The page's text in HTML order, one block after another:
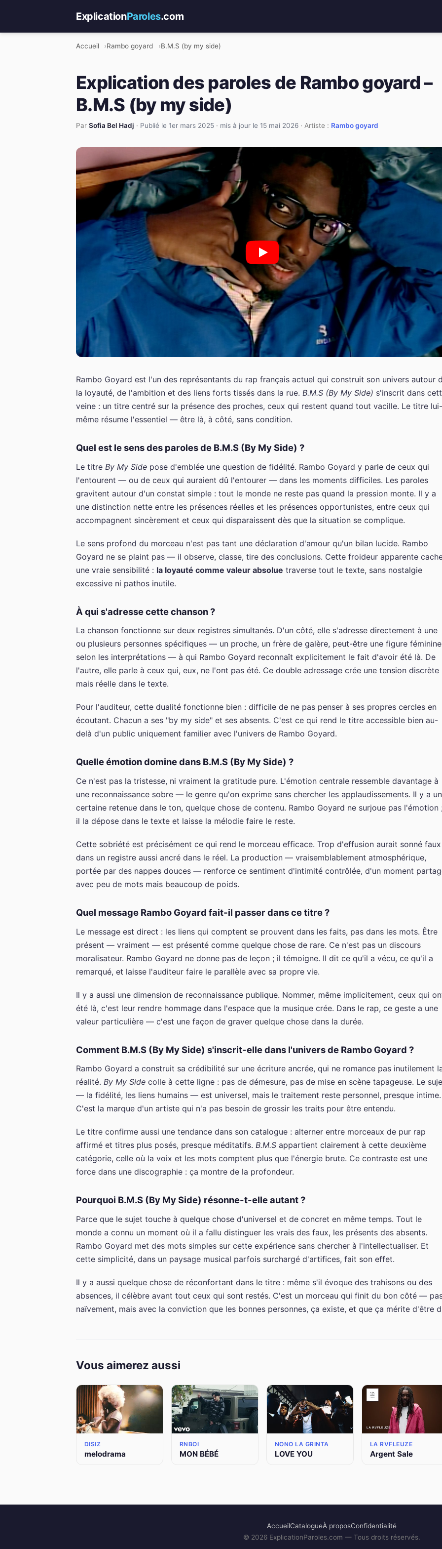
ExplicationParoles.com
Accueil Rambo goyard B.M.S (by my side)
Explication des paroles de Rambo goyard –
B.M.S (by my side)
Par Sofia Bel Hadj · Publié le 1er mars 2025 · mis à jour le 15 mai 2026 · Artiste : Rambo goyard
Rambo Goyard est l'un des représentants du rap français actuel qui construit son univers autour
la loyauté, de l'ambition et des liens forts tissés dans la rue. B.M.S (By My Side) s'inscrit dans
veine : un titre centré sur la présence des proches, ceux qui restent quand tout vacille. Le titre lui-
même résume l'essentiel — être là, à côté, sans condition.
Quel est le sens des paroles de B.M.S (By My Side) ?
Le titre By My Side pose d'emblée une question de fidélité. Rambo Goyard y parle de ceux qui
l'entourent — ou de ceux qui auraient dû l'entourer — dans les moments difficiles. Les paroles
gravitent autour d'un constat simple : tout le monde ne reste pas quand la pression monte. Il y a
une distinction nette entre les présences réelles et les présences opportunistes, entre ceux qui
accompagnent sincèrement et ceux qui disparaissent dès que la situation se complique.
Le sens profond du morceau n'est pas tant une déclaration d'amour qu'un bilan lucide. Rambo
Goyard ne se plaint pas — il observe, classe, tire des conclusions. Cette froideur apparente
une vraie sensibilité : la loyauté comme valeur absolue traverse tout le texte, sans nostalgie
excessive ni pathos inutile.
À qui s'adresse cette chanson ?
La chanson fonctionne sur deux registres simultanés. D'un côté, elle s'adresse directement à une
ou plusieurs personnes spécifiques — un proche, un frère de galère, peut-être une figure féminine
selon les interprétations — à qui Rambo Goyard reconnaît explicitement le fait d'avoir été là. De
l'autre, elle parle à ceux qui, eux, ne l'ont pas été. Ce double adressage crée une tension discrète
mais réelle dans le texte.
Pour l'auditeur, cette dualité fonctionne bien : difficile de ne pas penser à ses propres cercles en
écoutant. Chacun a ses "by my side" et ses absents. C'est ce qui rend le titre accessible bien au-
delà d'un public uniquement familier avec l'univers de Rambo Goyard.
Quelle émotion domine dans B.M.S (By My Side) ?
Ce n'est pas la tristesse, ni vraiment la gratitude pure. L'émotion centrale ressemble davantage à
une reconnaissance sobre — le genre qu'on exprime sans chercher les applaudissements. Il y a
certaine retenue dans le ton, quelque chose de contenu. Rambo Goyard ne surjoue pas l'émotion
il la dépose dans le texte et laisse la mélodie faire le reste.
Cette sobriété est précisément ce qui rend le morceau efficace. Trop d'effusion aurait sonné faux
dans un registre aussi ancré dans le réel. La production — vraisemblablement atmosphérique,
portée par des nappes douces — renforce ce sentiment d'intimité contrôlée, d'un moment
avec peu de mots mais beaucoup de poids.
Quel message Rambo Goyard fait-il passer dans ce titre ?
Le message est direct : les liens qui comptent se prouvent dans les faits, pas dans les mots. Être
présent — vraiment — est présenté comme quelque chose de rare. Ce n'est pas un discours
moralisateur. Rambo Goyard ne donne pas de leçon ; il témoigne. Il dit ce qu'il a vécu, ce qu'il a
remarqué, et laisse l'auditeur faire le parallèle avec sa propre vie.
Il y a aussi une dimension de reconnaissance publique. Nommer, même implicitement, ceux qui
été là, c'est leur rendre hommage dans l'espace que la musique crée. Dans le rap, ce geste a une
valeur particulière — c'est une façon de graver quelque chose dans la durée.
Comment B.M.S (By My Side) s'inscrit-elle dans l'univers de Rambo Goyard ?
Rambo Goyard a construit sa crédibilité sur une écriture ancrée, qui ne romance pas inutilement
réalité. By My Side colle à cette ligne : pas de démesure, pas de mise en scène tapageuse. Le
— la fidélité, les liens humains — est universel, mais le traitement reste personnel, presque intime.
C'est la marque d'un artiste qui n'a pas besoin de grossir les traits pour être entendu.
Le titre confirme aussi une tendance dans son catalogue : alterner entre morceaux de pur rap
affirmé et titres plus posés, presque méditatifs. B.M.S appartient clairement à cette deuxième
catégorie, celle où la voix et les mots comptent plus que l'énergie brute. Ce contraste est une
force dans une discographie : ça montre de la profondeur.
Pourquoi B.M.S (By My Side) résonne-t-elle autant ?
Parce que le sujet touche à quelque chose d'universel et de concret en même temps. Tout le
monde a connu un moment où il a fallu distinguer les vrais des faux, les présents des absents.
Rambo Goyard met des mots simples sur cette expérience sans chercher à l'intellectualiser. Et
cette simplicité, dans un paysage musical parfois surchargé d'artifices, fait son effet.
Il y a aussi quelque chose de réconfortant dans le titre : même s'il évoque des trahisons ou des
absences, il célèbre avant tout ceux qui sont restés. C'est un morceau qui finit du bon côté —
naïvement, mais avec la conviction que les bonnes personnes, ça existe, et que ça mérite d'être
Vous aimerez aussi
DISIZ
melodrama
RNBOI
MON BÉBÉ
NONO LA GRINTA
LOVE YOU
LA RVFLEUZE
Argent Sale
AccueilCatalogueÀ proposConfidentialité
© 2026ExplicationParoles.com — Tous droits réservés.